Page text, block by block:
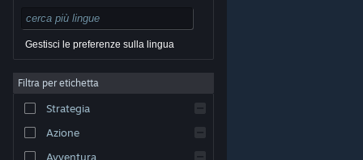
appartengono ai rispettivi proprietari negli Stati Uniti e
legali|
Steam| Rimborsi|
Gestisci le preferenze sulla lingua
Filtra per etichetta
Strategia
Azione
Avventura